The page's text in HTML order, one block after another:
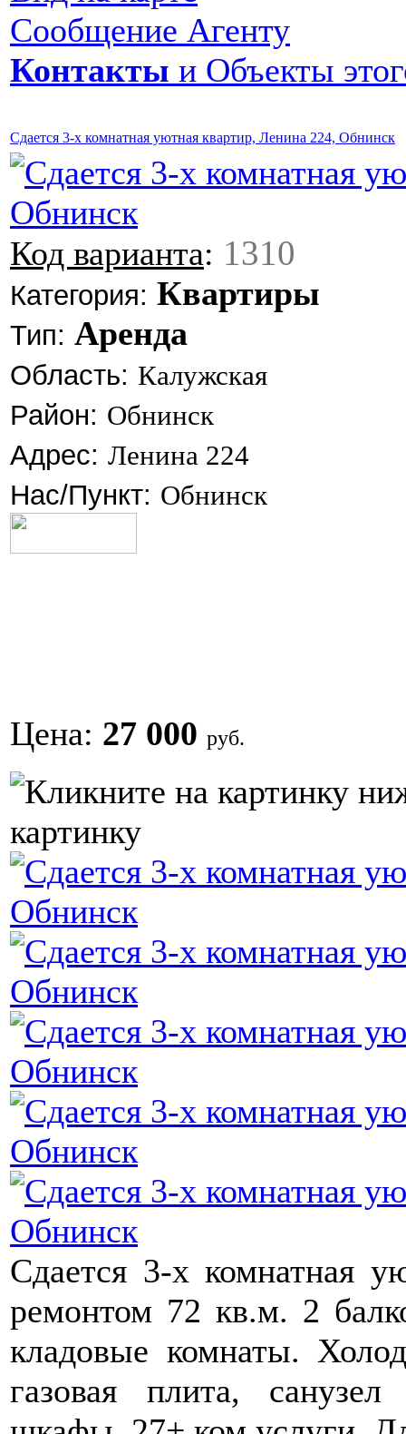
Сообщение Агенту
Контакты и Объекты
Сдается 3-х комнатная уютная квартир, Ленина 224, Обнинск
Код варианта: 1310
Категория: Квартиры
Тип: Аренда
Область: Калужская
Район: Обнинск
Адрес: Ленина 224
Нас/Пункт: Обнинск
Цена: 27 000 руб.
картинку
Сдается 3-х комнатная
ремонтом 72 кв.м. 2
кладовые комнаты.
газовая плита,